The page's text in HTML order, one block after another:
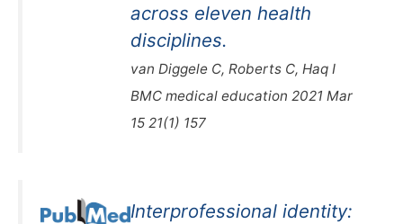
across eleven health
disciplines.
van Diggele C, Roberts C, Haq I
BMC medical education 2021 Mar
15 21(1) 157
Interprofessional identity: